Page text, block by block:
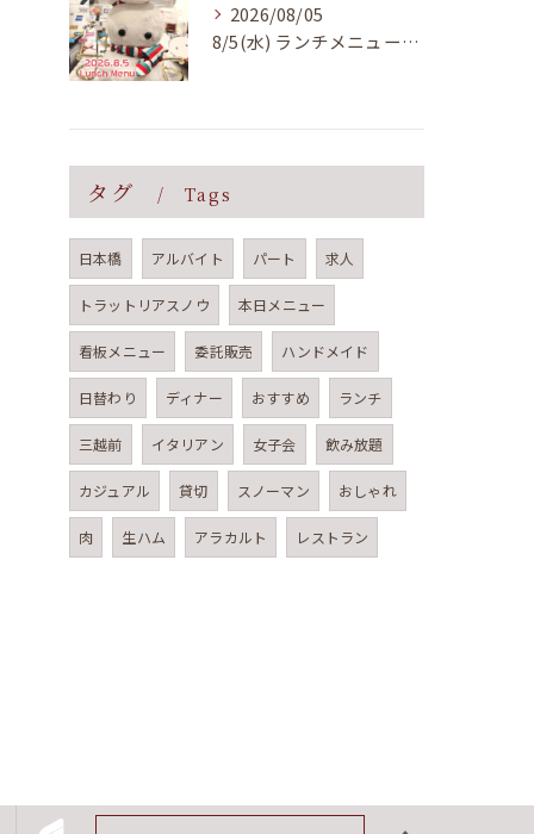
2026/08/05
8/5(水) ランチメニューのご案内
タグ Tags
日本橋 アルバイト パート 求人
トラットリアスノウ 本日メニュー
看板メニュー 委託販売 ハンドメイド
日替わり ディナー おすすめ ランチ
三越前 イタリアン 女子会 飲み放題
カジュアル 貸切 スノーマン おしゃれ
肉 生ハム アラカルト レストラン